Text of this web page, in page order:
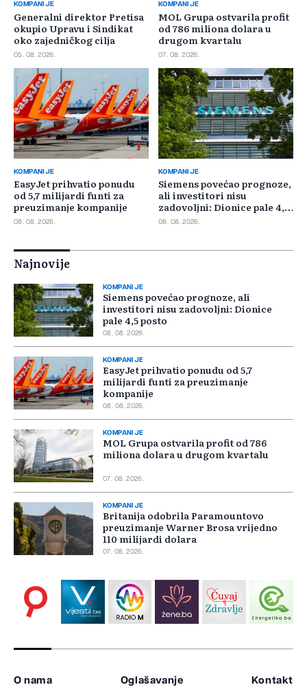
KOMPANIJE
Generalni direktor Pretisa
okupio Upravu i Sindikat
oko zajedničkog cilja
05. 08. 2026.
KOMPANIJE
MOL Grupa ostvarila profit
od 786 miliona dolara u
drugom kvartalu
07. 08. 2026.
KOMPANIJE
EasyJet prihvatio ponudu
od 5,7 milijardi funti za
preuzimanje kompanije
08. 08. 2026.
KOMPANIJE
Siemens povećao prognoze,
ali investitori nisu
zadovoljni: Dionice pale 4,5
posto
08. 08. 2026.
Najnovije
KOMPANIJE
Siemens povećao prognoze, ali
investitori nisu zadovoljni: Dionice
pale 4,5 posto
08. 08. 2026.
KOMPANIJE
EasyJet prihvatio ponudu od 5,7
milijardi funti za preuzimanje
kompanije
08. 08. 2026.
KOMPANIJE
MOL Grupa ostvarila profit od 786
miliona dolara u drugom kvartalu
07. 08. 2026.
KOMPANIJE
Britanija odobrila Paramountovo
preuzimanje Warner Brosa vrijedno
110 milijardi dolara
07. 08. 2026.
O nama Oglašavanje Kontakt